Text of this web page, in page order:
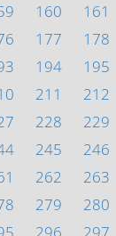
160 161
177 178
194 195
211 212
228 229
245 246
262 263
279 280